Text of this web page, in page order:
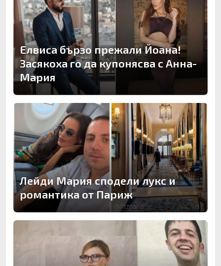
Елвиса бързо прежали Йоана!
Засякоха го да купонясва с Анна-
Мария
Лейди Мария сподели лукс и
романтика от Париж